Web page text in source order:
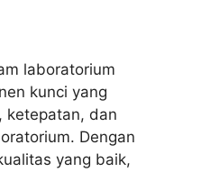
laboratorium
kunci yang
ketepatan, dan
Dengan
yang baik,